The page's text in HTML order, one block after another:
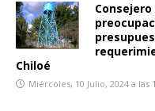
Chiloé
Miércoles, 10 Julio, 2024 a las